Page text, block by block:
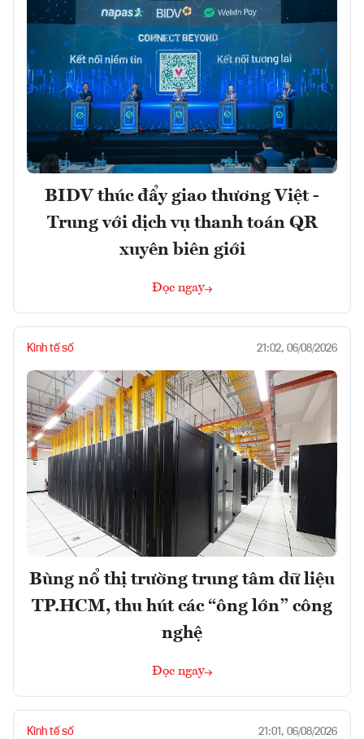
BIDV thúc đẩy giao thương Việt -
Trung với dịch vụ thanh toán QR
xuyên biên giới
Đọc ngay
Kinh tế số 21:02, 06/08/2026
Bùng nổ thị trường trung tâm dữ liệu
TP.HCM, thu hút các “ông lớn” công
nghệ
Đọc ngay
Kinh tế số 21:01, 06/08/2026